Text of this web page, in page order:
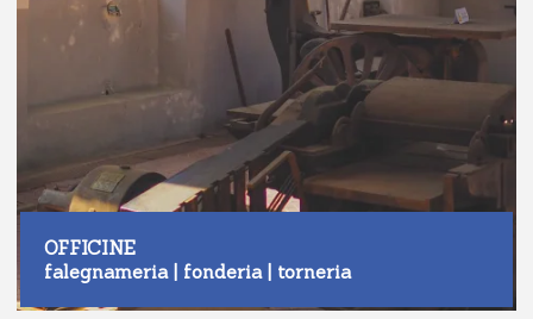
OFFICINE
falegnameria | fonderia | torneria